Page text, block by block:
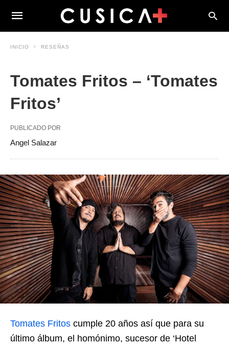
INICIO RESEÑAS
Tomates Fritos – ‘Tomates
Fritos’
PUBLICADO POR
Angel Salazar
Tomates Fritos cumple 20 años así que para su
último álbum, el homónimo, sucesor de ‘Hotel